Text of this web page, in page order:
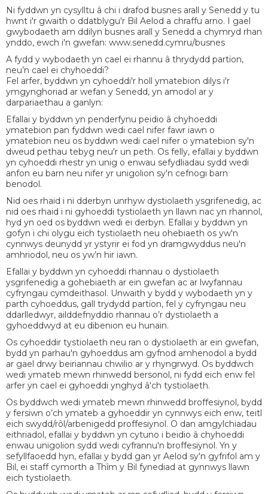
Ni fyddwn yn cysylltu â chi i drafod busnes arall y Senedd y tu
hwnt i'r gwaith o ddatblygu'r Bil Aelod a chraffu arno. I gael
gwybodaeth am ddilyn busnes arall y Senedd a chymryd rhan
ynddo, ewch i'n gwefan: www.senedd.cymru/busnes
A fydd y wybodaeth yn cael ei rhannu â thrydydd partïon,
neu’n cael ei chyhoeddi?
Fel arfer, byddwn yn cyhoeddi'r holl ymatebion dilys i'r
ymgynghoriad ar wefan y Senedd, yn amodol ar y
darpariaethau a ganlyn:
Efallai y byddwn yn penderfynu peidio â chyhoeddi
ymatebion pan fyddwn wedi cael nifer fawr iawn o
ymatebion neu os byddwn wedi cael nifer o ymatebion sy'n
dweud pethau tebyg neu'r un peth. Os felly, efallai y byddwn
yn cyhoeddi rhestr yn unig o enwau sefydliadau sydd wedi
anfon eu barn neu nifer yr unigolion sy'n cefnogi barn
benodol.
Nid oes rhaid i ni dderbyn unrhyw dystiolaeth ysgrifenedig, ac
nid oes rhaid i ni gyhoeddi tystiolaeth yn llawn nac yn rhannol,
hyd yn oed os byddwn wedi ei derbyn. Efallai y byddwn yn
gofyn i chi olygu eich tystiolaeth neu ohebiaeth os yw'n
cynnwys deunydd yr ystyrir ei fod yn dramgwyddus neu'n
amhriodol, neu os yw’n hir iawn.
Efallai y byddwn yn cyhoeddi rhannau o dystiolaeth
ysgrifenedig a gohebiaeth ar ein gwefan ac ar lwyfannau
cyfryngau cymdeithasol. Unwaith y bydd y wybodaeth yn y
parth cyhoeddus, gall trydydd partïon, fel y cyfryngau neu
ddarlledwyr, ailddefnyddio rhannau o’r dystiolaeth a
gyhoeddwyd at eu dibenion eu hunain.
Os cyhoeddir tystiolaeth neu ran o dystiolaeth ar ein gwefan,
bydd yn parhau'n gyhoeddus am gyfnod amhenodol a bydd
ar gael drwy beiriannau chwilio ar y rhyngrwyd. Os byddwch
wedi ymateb mewn rhinwedd bersonol, ni fydd eich enw fel
arfer yn cael ei gyhoeddi ynghyd â'ch tystiolaeth.
Os byddwch wedi ymateb mewn rhinwedd broffesiynol, bydd
y fersiwn o’ch ymateb a gyhoeddir yn cynnwys eich enw, teitl
eich swydd/rôl/arbenigedd proffesiynol. O dan amgylchiadau
eithriadol, efallai y byddwn yn cytuno i beidio â chyhoeddi
enwau unigolion sydd wedi cyfrannu'n broffesiynol. Yn y
sefyllfaoedd hyn, efallai y bydd gan yr Aelod sy'n gyfrifol am y
Bil, ei staff cymorth a Thîm y Bil fynediad at gynnwys llawn
eich tystiolaeth.